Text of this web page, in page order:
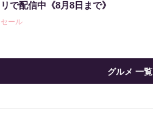
リで配信中《8月8日まで》
セール
グルメ 一覧